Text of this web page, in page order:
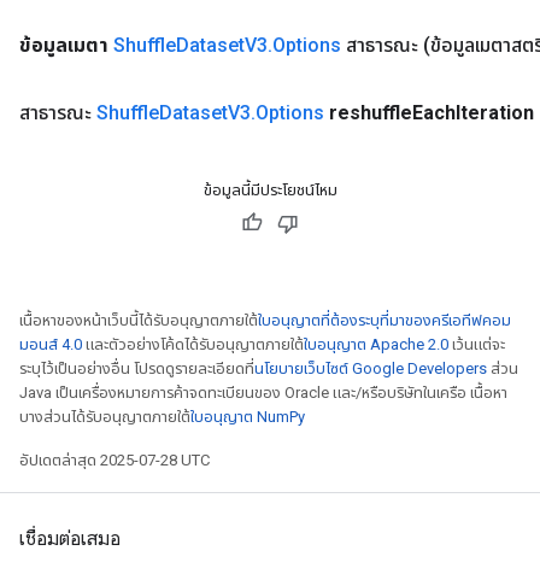
ข้อมูลเมตา ShuffleDatasetV3.Options สาธารณะ (ข้อมูลเมตาสต
สาธารณะ ShuffleDatasetV3.Options reshuffleEachIteration
ข้อมูลนี้มีประโยชน์ไหม
เนื้อหาของหน้าเว็บนี้ได้รับอนุญาตภายใต้ใบอนุญาตที่ต้องระบุที่มาของครีเอทีฟคอม
มอนส์ 4.0 และตัวอย่างโค้ดได้รับอนุญาตภายใต้ใบอนุญาต Apache 2.0 เว้นแต่จะ
ระบุไว้เป็นอย่างอื่น โปรดดูรายละเอียดที่นโยบายเว็บไซต์ Google Developers ส่วน
Java เป็นเครื่องหมายการค้าจดทะเบียนของ Oracle และ/หรือบริษัทในเครือ เนื้อหา
บางส่วนได้รับอนุญาตภายใต้ใบอนุญาต NumPy
อัปเดตล่าสุด 2025-07-28 UTC
เชื่อมต่อเสมอ